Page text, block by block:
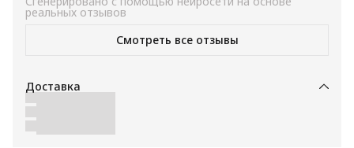
реальных отзывов
Смотреть все отзывы
Доставка